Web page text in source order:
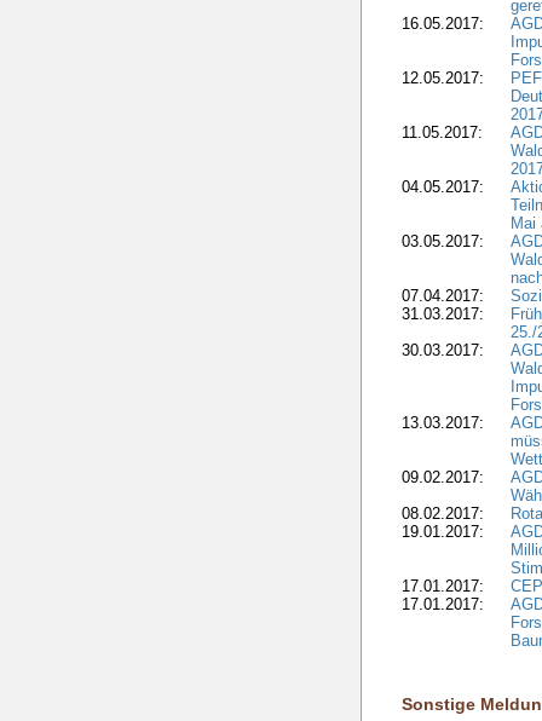
16.05.2017:
12.05.2017:
11.05.2017:
04.05.2017:
Mai
03.05.2017:
07.04.2017:
31.03.2017:
25./
30.03.2017:
13.03.2017:
09.02.2017:
08.02.2017:
19.01.2017:
17.01.2017:
17.01.2017:
Sonstige